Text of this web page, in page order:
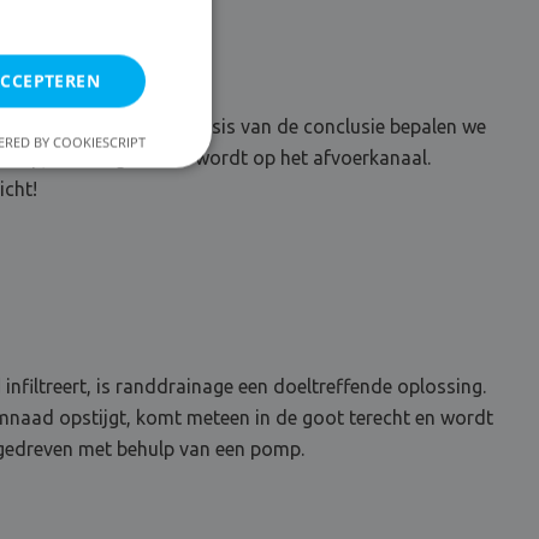
vochtdiagnose. Op basis van de conclusie bepalen we
die aangesloten wordt op het afvoerkanaal.
infiltreert, is randdrainage een doeltreffende oplossing.
opstijgt, komt meteen in de goot terecht en wordt
met behulp van een pomp.
BY COOKIESCRIPT